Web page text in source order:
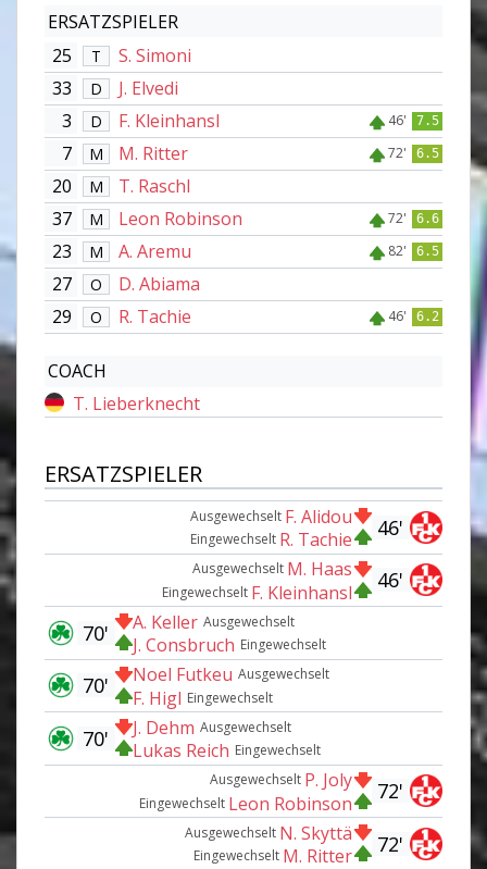
ERSATZSPIELER
25
T
S. Simoni
33
D
J. Elvedi
3
D F. Kleinhansl 46' 7.5
7 M M. Ritter 72' 6.5
20 M
T. Raschl
37
M Leon Robinson 72' 6.6
23 M A. Aremu 82' 6.5
27 O
D. Abiama
29
O R. Tachie 46' 6.2
COACH
T. Lieberknecht
ERSATZSPIELER
46'
Ausgewechselt F. Alidou
Eingewechselt R. Tachie
46'
Ausgewechselt M. Haas
Eingewechselt F. Kleinhansl
Ausgewechselt
A. Keller
Eingewechselt
J. Consbruch
70'
Ausgewechselt
Noel Futkeu
Eingewechselt
F. Higl
70'
Ausgewechselt
J. Dehm
Eingewechselt
Lukas Reich
70'
72'
Ausgewechselt P. Joly
Eingewechselt Leon Robinson
72'
Ausgewechselt N. Skyttä
Eingewechselt M. Ritter